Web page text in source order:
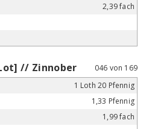
2,39 fach
// Zinnober
046 von 169
1 Loth 20 Pfennig
1,33 Pfennig
1,99 fach